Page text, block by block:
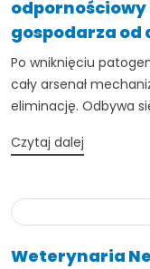
odpornościowy
gospodarza od
Po wniknięciu
cały arsenał
eliminację. Odbywa
Czytaj dalej
Weterynaria